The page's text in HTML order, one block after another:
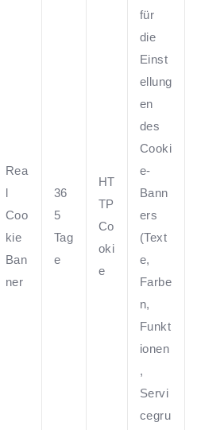
Rea
l
Coo
kie
Ban
ner
36
5
Tag
e
HT
TP
Co
oki
e
für
die
Einst
ellung
en
des
Cooki
e-
Bann
ers
(Text
e,
Farbe
n,
Funkt
ionen
,
Servi
cegru